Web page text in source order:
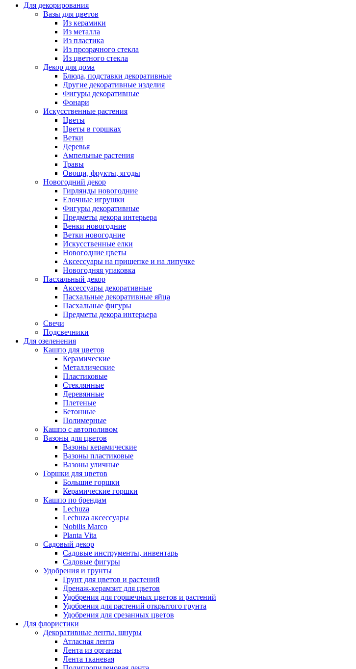
Для декорирования
Вазы для цветов
Из керамики
Из металла
Из пластика
Из прозрачного стекла
Из цветного стекла
Декор для дома
Блюда, подставки декоративные
Другие декоративные изделия
Фигуры декоративные
Фонари
Искусственные растения
Цветы
Цветы в горшках
Ветки
Деревья
Ампельные растения
Травы
Овощи, фрукты, ягоды
Новогодний декор
Гирлянды новогодние
Елочные игрушки
Фигуры декоративные
Предметы декора интерьера
Венки новогодние
Ветки новогодние
Искусственные елки
Новогодние цветы
Аксессуары на прищепке и на липучке
Новогодняя упаковка
Пасхальный декор
Аксессуары декоративные
Пасхальные декоративные яйца
Пасхальные фигуры
Предметы декора интерьера
Свечи
Подсвечники
Для озеленения
Кашпо для цветов
Керамические
Металлические
Пластиковые
Стеклянные
Деревянные
Плетеные
Бетонные
Полимерные
Кашпо с автополивом
Вазоны для цветов
Вазоны керамические
Вазоны пластиковые
Вазоны уличные
Горшки для цветов
Большие горшки
Керамические горшки
Кашпо по брендам
Lechuza
Lechuza аксессуары
Nobilis Marco
Planta Vita
Садовый декор
Садовые инструменты, инвентарь
Садовые фигуры
Удобрения и грунты
Грунт для цветов и растений
Дренаж-керамзит для цветов
Удобрения для горшечных цветов и растений
Удобрения для растений открытого грунта
Удобрения для срезанных цветов
Для флористики
Декоративные ленты, шнуры
Атласная лента
Лента из органзы
Лента тканевая